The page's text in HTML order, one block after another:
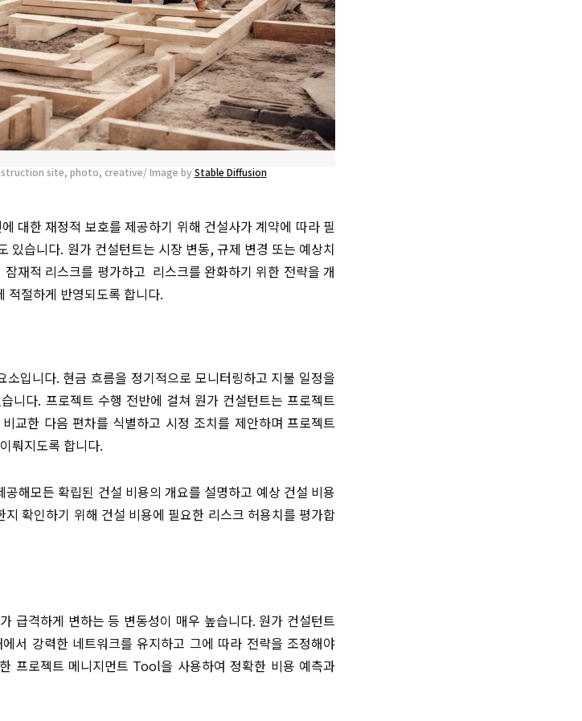
site, photo, creative/ Image by Stable Diffusion
대한 재정적 보호를 제공하기 위해 건설사가 계약에 따라 필
있습니다. 원가 컨설턴트는 시장 변동, 규제 변경 또는 예상치
재적 리스크를 평가하고 리스크를 완화하기 위한 전략을 개
적절하게 반영되도록 합니다.
입니다. 현금 흐름을 정기적으로 모니터링하고 지불 일정을
니다. 프로젝트 수행 전반에 걸쳐 원가 컨설턴트는 프로젝트
교한 다음 편차를 식별하고 시정 조치를 제안하며 프로젝트
뤄지도록 합니다.
해모든 확립된 건설 비용의 개요를 설명하고 예상 건설 비용
확인하기 위해 건설 비용에 필요한 리스크 허용치를 평가합
급격하게 변하는 등 변동성이 매우 높습니다. 원가 컨설턴트
서 강력한 네트워크를 유지하고 그에 따라 전략을 조정해야
프로젝트 메니지먼트 Tool을 사용하여 정확한 비용 예측과